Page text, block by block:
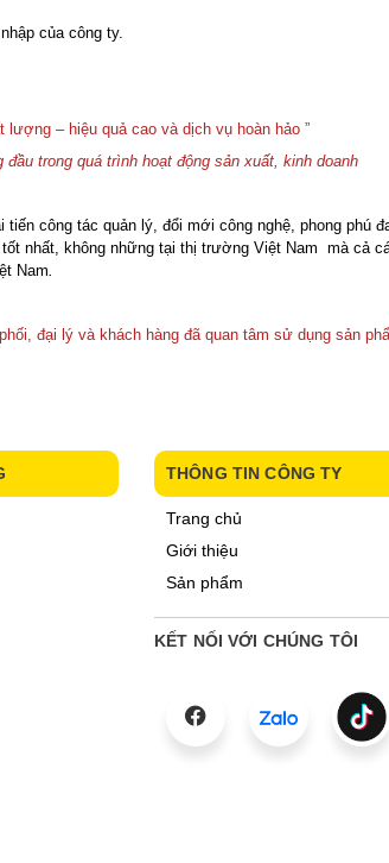
của công ty.
lượng – hiệu quả cao và dịch vụ hoàn hảo ”
đầu trong quá trình hoạt động sản xuất, kinh doanh
công tác quản lý, đổi mới công nghệ, phong phú
nhất, không những tại thị trường Việt Nam mà cả
Nam.
đại lý và khách hàng đã quan tâm sử dụng sản
THÔNG TIN CÔNG TY
Trang chủ
Giới thiệu
Sản phẩm
KẾT NỐI VỚI CHÚNG TÔI